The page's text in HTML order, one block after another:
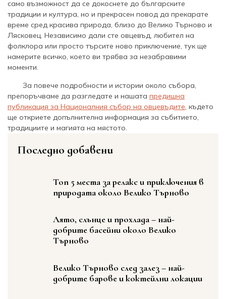
само възможност да се докоснете до българските
традиции и култура, но и прекрасен повод да прекарате
време сред красива природа, близо до Велико Търново и
Лясковец. Независимо дали сте овцевъд, любител на
фолклора или просто търсите ново приключение, тук ще
намерите всичко, което ви трябва за незабравими
моменти.
За повече подробности и истории около събора,
препоръчваме да разгледате и нашата предишна
публикация за Националния събор на овцевъдите, където
ще откриете допълнителна информация за събитието,
традициите и магията на мястото.
Последно добавени
Топ 5 места за релакс и приключения в
природата около Велико Търново
Лято, слънце и прохлада – най-
добрите басейни около Велико
Търново
Велико Търново след залез – най-
добрите барове и коктейлни локации